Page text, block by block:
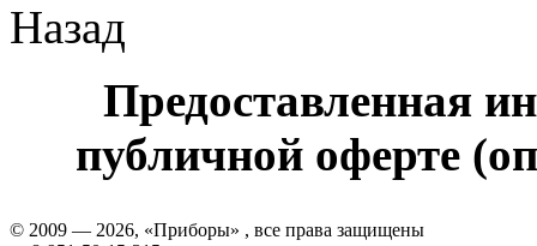
Назад
Предоставленная
публичной оферте
© 2009 — 2026, «Приборы» , все права защищены